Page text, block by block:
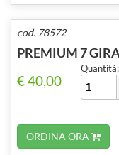
cod. 78572
PREMIUM 7
€ 40,00
Quantità:
ORDINA ORA